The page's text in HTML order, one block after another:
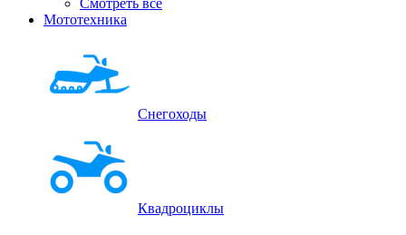
Смотреть все
Мототехника
Снегоходы
Квадроциклы